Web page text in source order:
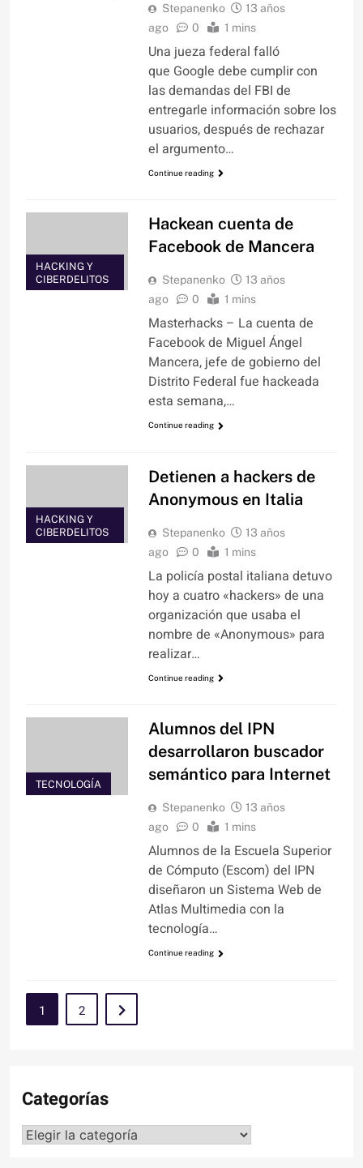
Stepanenko
13 años
ago
0 1 mins
Una jueza federal falló
que Google debe cumplir con
las demandas del FBI de
entregarle información sobre los
usuarios, después de rechazar
el argumento…
Continue reading
HACKING Y
CIBERDELITOS
Hackean cuenta de
Facebook de Mancera
Stepanenko
13 años
ago
0 1 mins
Masterhacks – La cuenta de
Facebook de Miguel Ángel
Mancera, jefe de gobierno del
Distrito Federal fue hackeada
esta semana,…
Continue reading
HACKING Y
CIBERDELITOS
Detienen a hackers de
Anonymous en Italia
Stepanenko
13 años
ago
0 1 mins
La policía postal italiana detuvo
hoy a cuatro «hackers» de una
organización que usaba el
nombre de «Anonymous» para
realizar…
Continue reading
TECNOLOGÍA
Alumnos del IPN
desarrollaron buscador
semántico para Internet
Stepanenko
13 años
ago
0 1 mins
Alumnos de la Escuela Superior
de Cómputo (Escom) del IPN
diseñaron un Sistema Web de
Atlas Multimedia con la
tecnología…
Continue reading
1 2
Categorías
Categorías